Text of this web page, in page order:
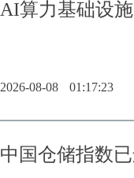
AI算力基础设
2026-08-08 01:17:23
中国仓储指数